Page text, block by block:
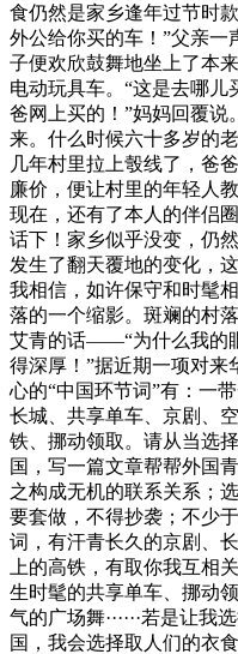
食仍然是家乡逢年过节时
外公给你买的车！”父亲
子便欢欣鼓舞地坐上了本
电动玩具车。“这是去哪儿
爸网上买的！”妈妈回覆
来。什么时候六十多岁的
几年村里拉上彀线了，爸
廉价，便让村里的年轻人
现在，还有了本人的伴侣
话下！家乡似乎没变，仍
发生了翻天覆地的变化，
我相信，如许保守和时髦
落的一个缩影。斑斓的村
艾青的话——“为什么我的
得深厚！”据近期一项对来
心的“中国环节词”有：一
长城、共享单车、京剧、
铁、挪动领取。请从当选
国，写一篇文章帮帮外国
之构成无机的联系关系；
要套做，不得抄袭；不少
词，有汗青长久的京剧、
上的高铁，有取你我互相
生时髦的共享单车、挪动
气的广场舞······若是让
国，我会选择取人们的衣